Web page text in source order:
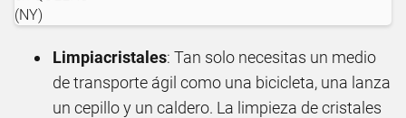
Limpiacristales: Tan solo necesitas un medio
de transporte ágil como una bicicleta, una lanza
un cepillo y un caldero. La limpieza de cristales